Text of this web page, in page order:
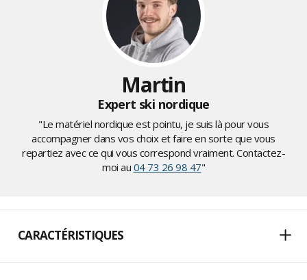
Martin
Expert ski nordique
"Le matériel nordique est pointu, je suis là pour vous
accompagner dans vos choix et faire en sorte que vous
repartiez avec ce qui vous correspond vraiment. Contactez-
moi au 04 73 26 98 47"
CARACTÉRISTIQUES